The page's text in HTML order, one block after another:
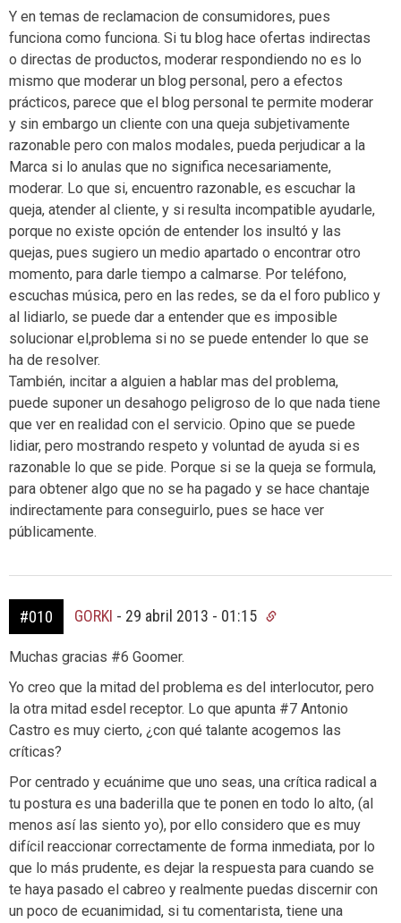
Y en temas de reclamacion de consumidores, pues
funciona como funciona. Si tu blog hace ofertas indirectas
o directas de productos, moderar respondiendo no es lo
mismo que moderar un blog personal, pero a efectos
prácticos, parece que el blog personal te permite moderar
y sin embargo un cliente con una queja subjetivamente
razonable pero con malos modales, pueda perjudicar a la
Marca si lo anulas que no significa necesariamente,
moderar. Lo que si, encuentro razonable, es escuchar la
queja, atender al cliente, y si resulta incompatible ayudarle,
porque no existe opción de entender los insultó y las
quejas, pues sugiero un medio apartado o encontrar otro
momento, para darle tiempo a calmarse. Por teléfono,
escuchas música, pero en las redes, se da el foro publico y
al lidiarlo, se puede dar a entender que es imposible
solucionar el,problema si no se puede entender lo que se
ha de resolver.
También, incitar a alguien a hablar mas del problema,
puede suponer un desahogo peligroso de lo que nada tiene
que ver en realidad con el servicio. Opino que se puede
lidiar, pero mostrando respeto y voluntad de ayuda si es
razonable lo que se pide. Porque si se la queja se formula,
para obtener algo que no se ha pagado y se hace chantaje
indirectamente para conseguirlo, pues se hace ver
públicamente.
#010 GORKI - 29 abril 2013 - 01:15
Muchas gracias #6 Goomer.
Yo creo que la mitad del problema es del interlocutor, pero
la otra mitad esdel receptor. Lo que apunta #7 Antonio
Castro es muy cierto, ¿con qué talante acogemos las
críticas?
Por centrado y ecuánime que uno seas, una crítica radical a
tu postura es una baderilla que te ponen en todo lo alto, (al
menos así las siento yo), por ello considero que es muy
difícil reaccionar correctamente de forma inmediata, por lo
que lo más prudente, es dejar la respuesta para cuando se
te haya pasado el cabreo y realmente puedas discernir con
un poco de ecuanimidad, si tu comentarista, tiene una